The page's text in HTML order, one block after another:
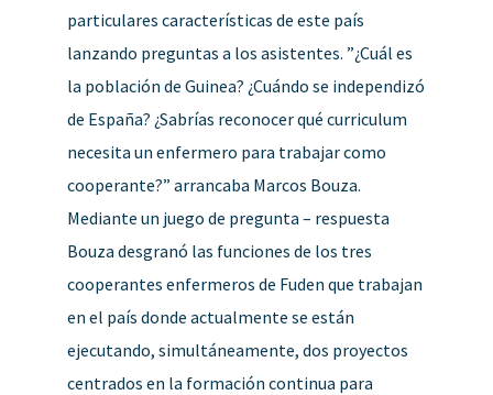
particulares características de este país
lanzando preguntas a los asistentes. ”¿Cuál es
la población de Guinea? ¿Cuándo se independizó
de España? ¿Sabrías reconocer qué curriculum
necesita un enfermero para trabajar como
cooperante?” arrancaba Marcos Bouza.
Mediante un juego de pregunta – respuesta
Bouza desgranó las funciones de los tres
cooperantes enfermeros de Fuden que trabajan
en el país donde actualmente se están
ejecutando, simultáneamente, dos proyectos
centrados en la formación continua para